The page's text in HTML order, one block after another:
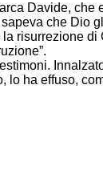
Davide, che
che Dio
risurrezione di
lo ha effuso,